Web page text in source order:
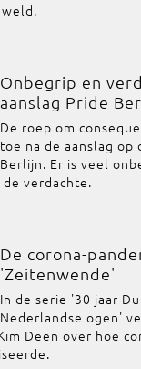
Onbegrip en
aanslag Pride
De roep om
toe na de aanslag op
Berlijn. Er is veel
verdachte.
De corona-
'Zeitenwende'
In de serie '30 jaar
Nederlandse ogen'
Deen over hoe